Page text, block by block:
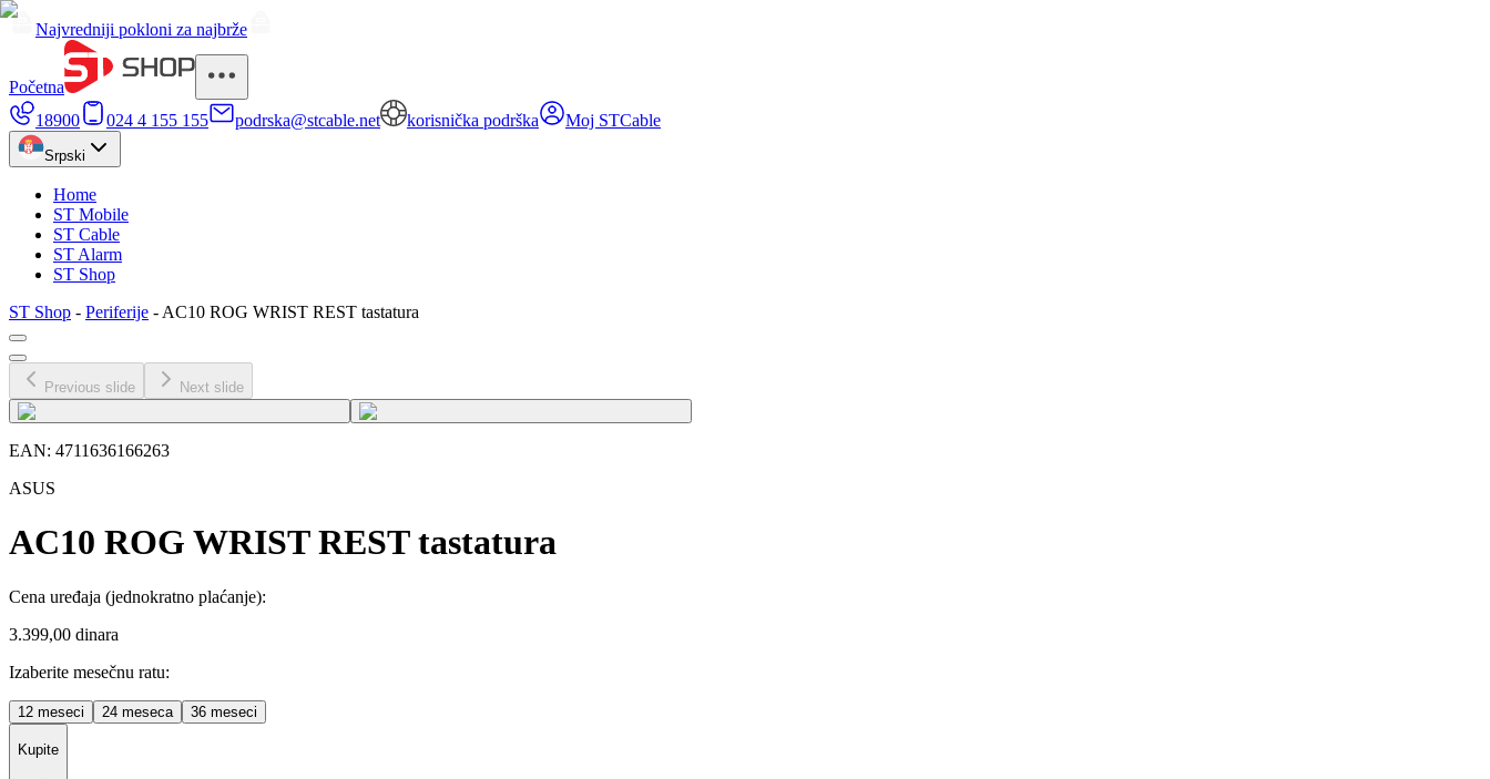
Najvredniji pokloni za najbrže
Početna
18900
024 4 155 155 podrska@stcable.net korisnička podrška Moj STCable
Srpski
Home
ST Mobile
ST Cable
ST Alarm
ST Shop
ST Shop - Periferije - AC10 ROG WRIST REST tastatura
Previous slide Next slide
EAN: 4711636166263
ASUS
AC10 ROG WRIST REST tastatura
Cena uređaja (jednokratno plaćanje):
3.399,00 dinara
Izaberite mesečnu ratu:
12 meseci 24 meseca 36 meseci
Kupite